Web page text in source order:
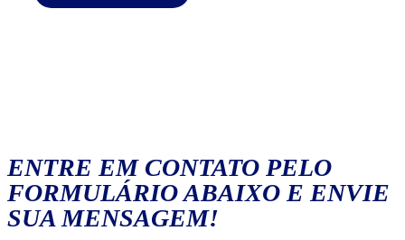
ENTRE EM CONTATO PELO
FORMULÁRIO ABAIXO E ENVIE
SUA MENSAGEM!